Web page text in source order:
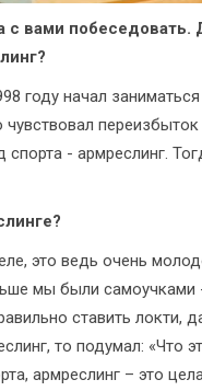
с вами побеседовать.
году начал
спорта - армреслинг.
это ведь очень
мы были
ставить локти,
то подумал: «Что
армреслинг – это